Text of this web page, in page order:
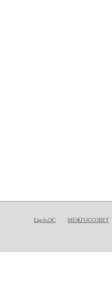
ЕврАзЭС МЕЖГОССОВЕТ